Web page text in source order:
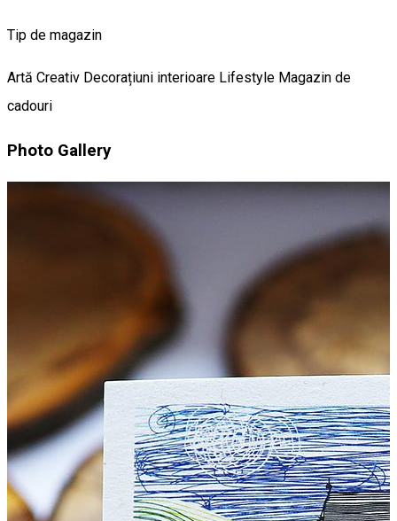
Tip de magazin
Artă Creativ Decorațiuni interioare Lifestyle Magazin de
cadouri
Photo Gallery